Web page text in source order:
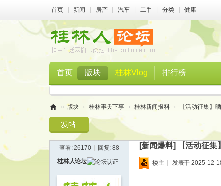
首页 新闻 房产 汽车 二手 分类 健康
首页 版块 桂林Vlog 排行榜
林
» 版块 › 桂林事天下事 › 桂林新闻报料 › 【活动征集】
查看: 26170 回复: 88 [新闻爆料] 【活动征
桂林人论坛 楼主 | 发表于 2025-12-